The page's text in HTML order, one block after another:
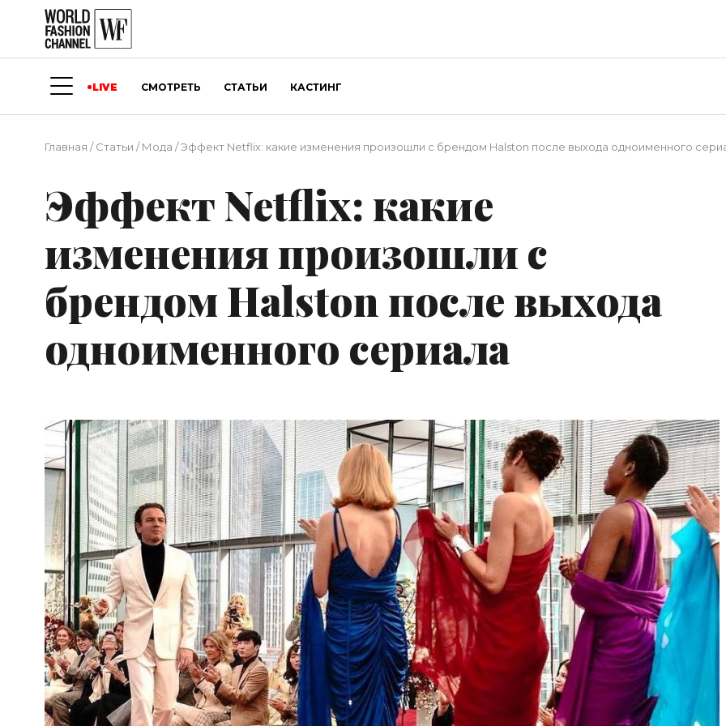
LIVE СМОТРЕТЬ СТАТЬИ КАСТИНГ
Главная /Статьи /Мода /Эффект Netflix: какие изменения произошли с брендом Halston после выхода одноименного
Эффект Netflix: какие
изменения произошли с
брендом Halston после выхода
одноименного сериала